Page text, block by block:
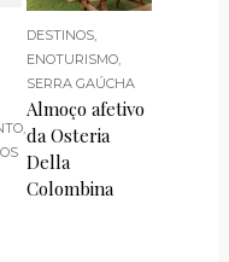
,
DESTINOS
ENOTURISMO
SERRA GAÚCHA
Almoço afetivo
da Osteria
Della
Colombina